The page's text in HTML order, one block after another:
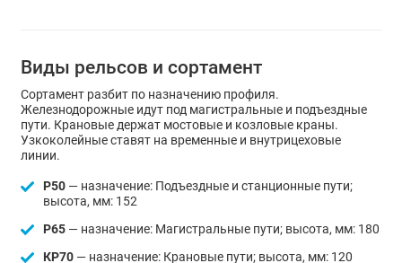
Виды рельсов и сортамент
Сортамент разбит по назначению профиля.
Железнодорожные идут под магистральные и подъездные
пути. Крановые держат мостовые и козловые краны.
Узкоколейные ставят на временные и внутрицеховые
линии.
Р50— назначение: Подъездные и станционные пути;
высота, мм: 152
Р65— назначение: Магистральные пути; высота, мм: 180
КР70— назначение: Крановые пути; высота, мм: 120